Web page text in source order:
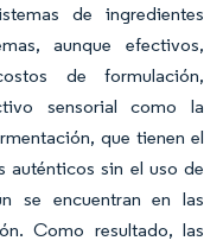
de ingredientes
aunque efectivos,
de formulación,
sensorial como la
que tienen el
auténticos sin el uso de
se encuentran en las
Como resultado, las